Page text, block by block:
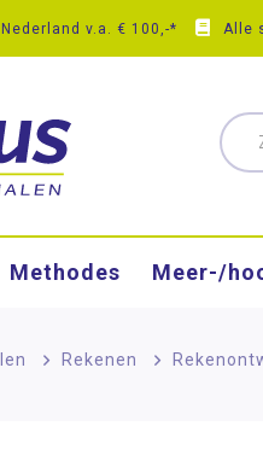
v.a. € 100,-* Alle
Methodes Meer-/
> Rekenen >